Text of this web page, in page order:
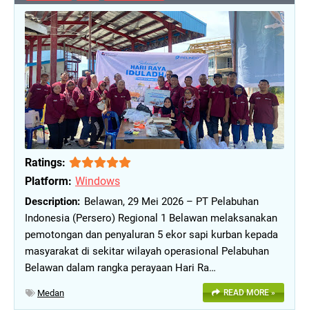
Ratings:
Platform: Windows
Belawan, 29 Mei 2026 – PT Pelabuhan
Indonesia (Persero) Regional 1 Belawan melaksanakan
pemotongan dan penyaluran 5 ekor sapi kurban kepada
masyarakat di sekitar wilayah operasional Pelabuhan
Belawan dalam rangka perayaan Hari Ra…
Medan READ MORE »